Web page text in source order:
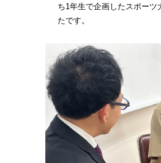
ち1年生で企画したスポーツ
たです。